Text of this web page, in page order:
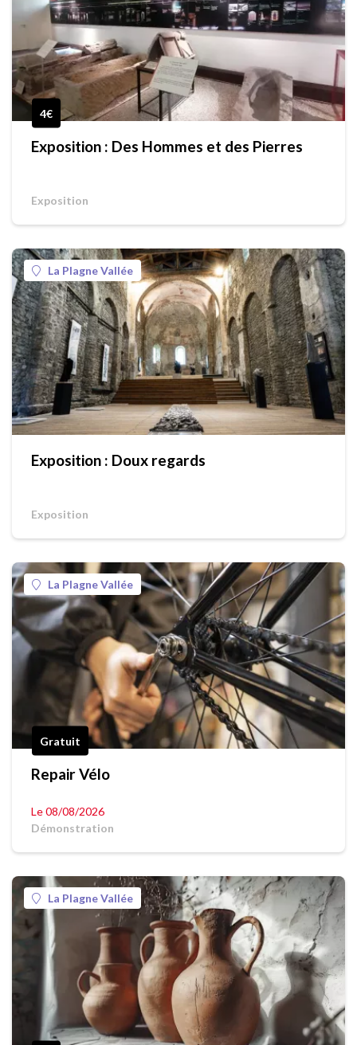
4€
Exposition : Des Hommes et des Pierres
Exposition
La Plagne Vallée
Exposition : Doux regards
Exposition
La Plagne Vallée
Gratuit
Repair Vélo
Le 08/08/2026
Démonstration
La Plagne Vallée